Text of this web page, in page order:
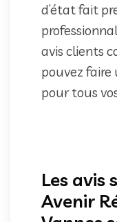
d’état fait
avis clients
pouvez faire
pour tous
Les avis
Avenir